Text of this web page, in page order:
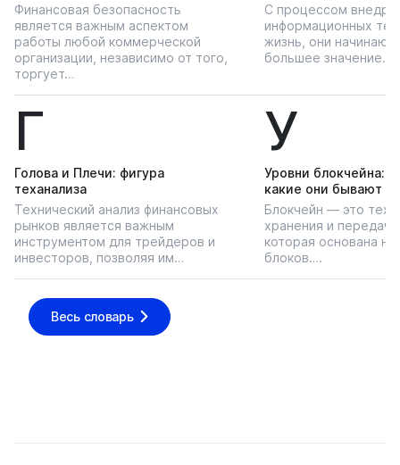
Финансовая безопасность
является важным аспектом
работы любой коммерческой
организации, независимо от того,
торгует…
С процессом
информационных
жизнь, они начинают
большее значение…
Г
Голова и Плечи: фигура
теханализа
Технический анализ финансовых
рынков является важным
инструментом для трейдеров и
инвесторов, позволяя им…
У
Уровни блокчейна:
какие они бывают
Блокчейн — это
хранения и
которая основана
блоков….
Весь словарь